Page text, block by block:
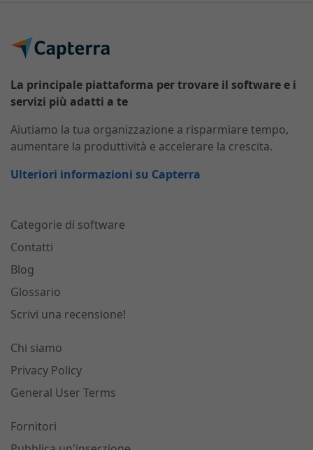
La principale piattaforma per trovare il software e i
servizi più adatti a te
Aiutiamo la tua organizzazione a risparmiare tempo,
aumentare la produttività e accelerare la crescita.
Ulteriori informazioni su Capterra
Categorie di software
Contatti
Blog
Glossario
Scrivi una recensione!
Chi siamo
Privacy Policy
General User Terms
Fornitori